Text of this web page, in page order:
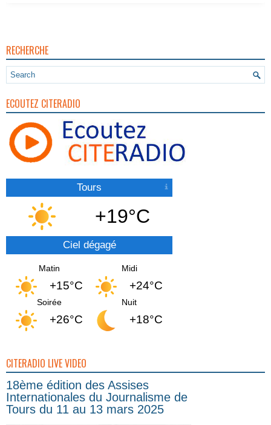
RECHERCHE
ECOUTEZ CITERADIO
Tours
+19°C
Ciel dégagé
Matin
+15°C
Midi
+24°C
Soirée
+26°C
Nuit
+18°C
CITERADIO LIVE VIDEO
18ème édition des Assises
Internationales du Journalisme de
Tours du 11 au 13 mars 2025